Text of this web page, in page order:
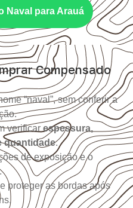
Naval para Arauá
Compensado
“naval”, sem conferir a
verificar espessura,
quantidade.
de exposição e o
proteger as bordas após